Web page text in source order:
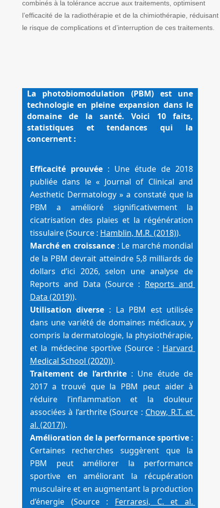
combinés à la tolérance accrue aux traitements, optimisent
l’efficacité de la radiothérapie et de la chimiothérapie, réduisant
le risque de complications et d’interruption de ces traitements.
La photobiomodulation (PBM) est une
technologie en pleine expansion dans le
domaine de la santé. Voici 10 faits,
statistiques et tendances qui la
concernent :
Efficacité prouvée : Une étude de 2018
publiée dans le « Journal of Clinical and
Aesthetic Dermatology » a constaté que la
PBM a amélioré significativement la
cicatrisation des plaies et la régénération
tissulaire (Source : Hamblin, M.R. (2018)).
Marché en croissance : Le marché mondial
de la PBM devrait atteindre 5,8 milliards de
dollars d’ici 2026, selon une analyse de
Reports and Data (Source : Reports and
Data (2019)).
Utilisation diverse : La PBM est utilisée
dans une variété de domaines médicaux, y
compris la dermatologie, la physiothérapie,
et la médecine sportive (Source : Harvard
Medical School (2020)).
Traitement de l’arthrite : Une étude de
2017 a trouvé que la PBM peut aider à
réduire l’inflammation et la douleur
associées à l’arthrite (Source : Chow, R.T. et
al. (2017)).
Amélioration de la performance sportive :
Certaines recherches suggèrent que la
PBM peut améliorer la performance
sportive en améliorant la récupération
musculaire et en augmentant la production
d’énergie (Source : Ferraresi, C. et al.